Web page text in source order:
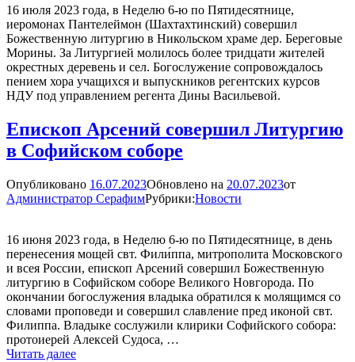
участие
в
Патриарших
богослужениях
16 июля 2023 года, в Неделю 6-ю по Пятидесятнице,
иеромонах Пантелеймон (Шахтахтинский) совершил
Божественную литургию в Никольском храме дер. Береговые
Морины. За Литургией молилось более тридцати жителей
окрестных деревень и сел. Богослужение сопровождалось
пением хора учащихся и выпускников регентских курсов
НДУ под управлением регента Дины Васильевой.
Епископ Арсений совершил Литургию
в Софийском соборе
Опубликовано 16.07.2023Обновлено на 20.07.2023от
Администратор СерафимРубрики:Новости
16 июня 2023 года, в Неделю 6-ю по Пятидесятнице, в день
перенесения мощей свт. Фили́ппа, митрополита Московского
и всея России, епископ Арсений совершил Божественную
литургию в Софийском соборе Великого Новгорода. По
окончании богослужения владыка обратился к молящимся со
словами проповеди и совершил славление пред иконой свт.
Филиппа. Владыке сослужили клирики Софийского собора:
протоиерей Алексей Судоса, …
Читать далееЕпископ